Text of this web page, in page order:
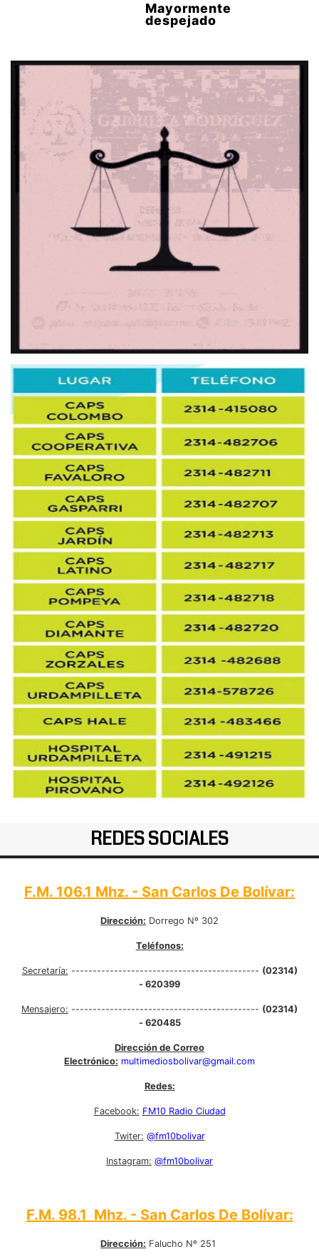
Mayormente
despejado
REDES SOCIALES
F.M. 106.1 Mhz. - San Carlos De Bolívar:
Dirección: Dorrego Nº 302
Teléfonos:
Secretaría: -------------------------------------------- (02314)
- 620399
Mensajero: -------------------------------------------- (02314)
- 620485
Dirección de Correo
Electrónico: multimediosbolivar@gmail.com
Redes:
Facebook: FM10 Radio Ciudad
Twiter: @fm10bolivar
Instagram: @fm10bolivar
F.M. 98.1 Mhz. - San Carlos De Bolívar:
Dirección: Falucho Nº 251